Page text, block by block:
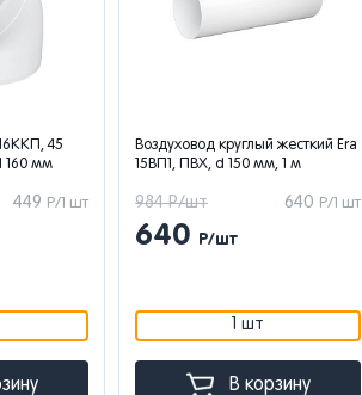
45
160 мм
449 Р/1 шт
Воздуховод круглый жесткий Era
15ВП1, ПВХ, d 150 мм, 1 м
640 Р/1 шт
984 Р/шт
640 Р/шт
1 шт
В корзину